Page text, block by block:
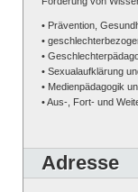
• Prävention,
•
•
• Sexualaufklärung
• Medienpädagogik
• Aus-, Fort- und
Adresse